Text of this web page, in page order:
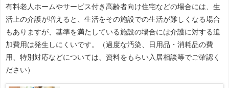
有料老人ホームやサービス付き高齢者向け住宅などの場合には、生
活上の介護が増えると、生活をその施設での生活が難しくなる場合
もありますが、基準を満たしている施設の場合には介護に対する追
加費用は発生しにくいです。（過度な汚染、日用品・消耗品の費
用、特別対応などについては、資料をもらい入居相談等でご確認く
ださい）